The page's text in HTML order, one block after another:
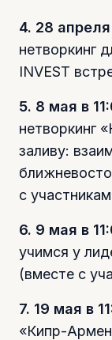
4. 28 апреля
нетворкинг
INVEST
5. 8 мая в
нетворкинг
заливу:
с
6. 9 мая в
учимся у
(вместе с
7. 19 мая в
«Кипр-